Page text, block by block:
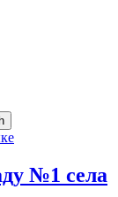
№1 села